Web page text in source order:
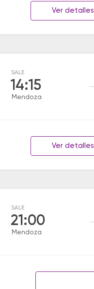
Ver detalles
SALE
14:15
Mendoza
Ver detalles
SALE
21:00
Mendoza